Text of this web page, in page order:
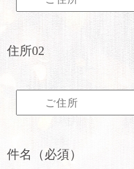
住所02
件名（必須）